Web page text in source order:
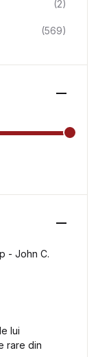
(2)
(569)
- John C.
lui
rare din